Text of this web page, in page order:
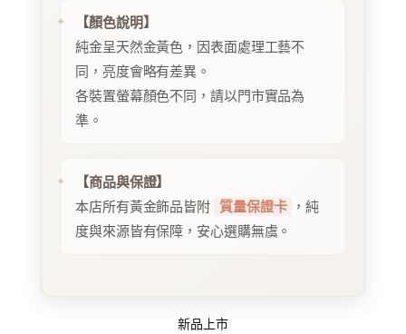
【顏色說明】
純金呈天然金黃色，因表面處理工藝不
同，亮度會略有差異。
各裝置螢幕顏色不同，請以門市實品為
準。
【商品與保證】
本店所有黃金飾品皆附 質量保證卡
，純
度與來源皆有保障，安心選購無虞。
新品上市